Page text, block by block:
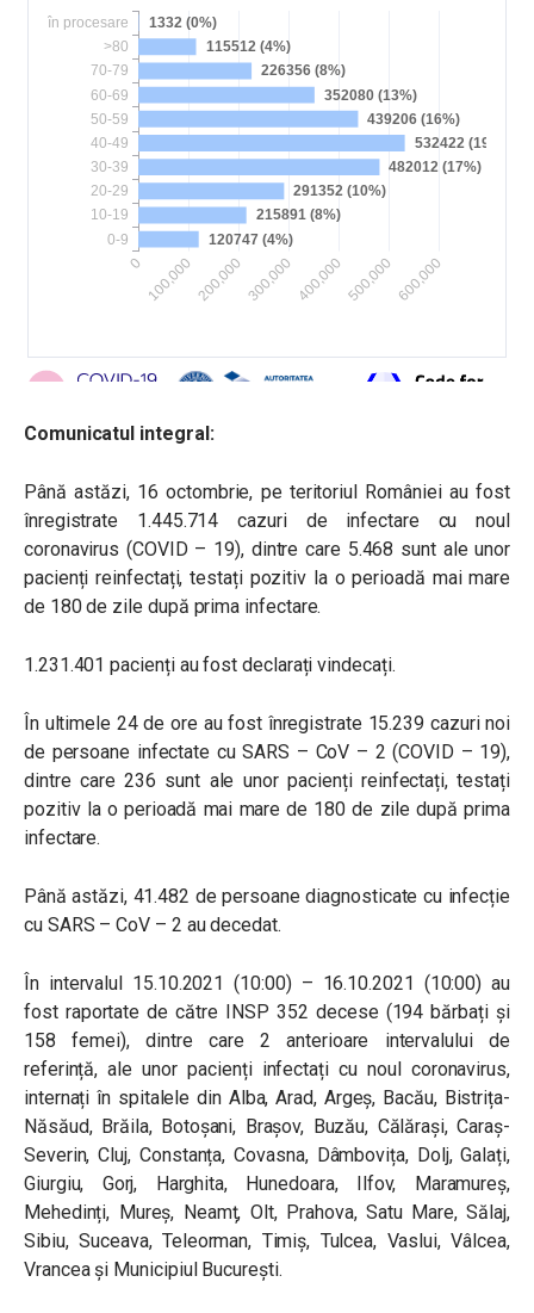
Comunicatul integral:
Până astăzi, 16 octombrie, pe teritoriul României au fost
înregistrate 1.445.714 cazuri de infectare cu noul
coronavirus (COVID – 19), dintre care 5.468 sunt ale unor
pacienți reinfectați, testați pozitiv la o perioadă mai mare
de 180 de zile după prima infectare.
1.231.401 pacienți au fost declarați vindecați.
În ultimele 24 de ore au fost înregistrate 15.239 cazuri noi
de persoane infectate cu SARS – CoV – 2 (COVID – 19),
dintre care 236 sunt ale unor pacienți reinfectați, testați
pozitiv la o perioadă mai mare de 180 de zile după prima
infectare.
Până astăzi, 41.482 de persoane diagnosticate cu infecție
cu SARS – CoV – 2 au decedat.
În intervalul 15.10.2021 (10:00) – 16.10.2021 (10:00) au
fost raportate de către INSP 352 decese (194 bărbați și
158 femei), dintre care 2 anterioare intervalului de
referință, ale unor pacienți infectați cu noul coronavirus,
internați în spitalele din Alba, Arad, Argeș, Bacău, Bistrița-
Năsăud, Brăila, Botoșani, Brașov, Buzău, Călărași, Caraș-
Severin, Cluj, Constanța, Covasna, Dâmbovița, Dolj, Galați,
Giurgiu, Gorj, Harghita, Hunedoara, Ilfov, Maramureș,
Mehedinți, Mureș, Neamț, Olt, Prahova, Satu Mare, Sălaj,
Sibiu, Suceava, Teleorman, Timiș, Tulcea, Vaslui, Vâlcea,
Vrancea și Municipiul București.